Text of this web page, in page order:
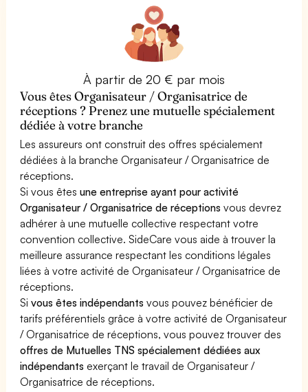
À partir de 20 € par mois
Vous êtes Organisateur / Organisatrice de
réceptions ? Prenez une mutuelle spécialement
dédiée à votre branche
Les assureurs ont construit des offres spécialement
dédiées à la branche Organisateur / Organisatrice de
réceptions.
Si vous êtesune entreprise ayant pour activité
Organisateur / Organisatrice de réceptions vous devrez
adhérer à une mutuelle collective respectant votre
convention collective. SideCare vous aide à trouver la
meilleure assurance respectant les conditions légales
liées à votre activité de Organisateur / Organisatrice de
réceptions.
Sivous êtes indépendants vous pouvez bénéficier de
tarifs préférentiels grâce à votre activité de Organisateur
/ Organisatrice de réceptions, vous pouvez trouver des
offres de Mutuelles TNS spécialement dédiées aux
indépendants exerçant le travail de Organisateur /
Organisatrice de réceptions.